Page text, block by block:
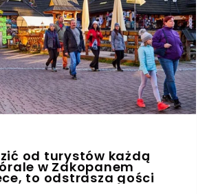
od turystów każdą
w Zakopanem
to odstrasza gości